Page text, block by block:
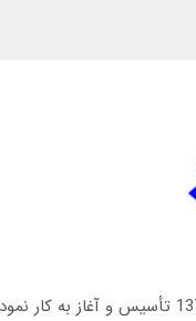
شرکت آرافن نائین با اتکاء به خداوند متعال در جهت دستیابی به